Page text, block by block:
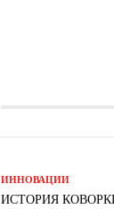
ИННОВАЦИИ
ИСТОРИЯ